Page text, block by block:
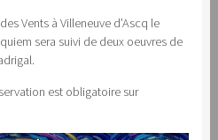
Vents à Villeneuve d’Ascq le
sera suivi de deux oeuvres de
est obligatoire sur